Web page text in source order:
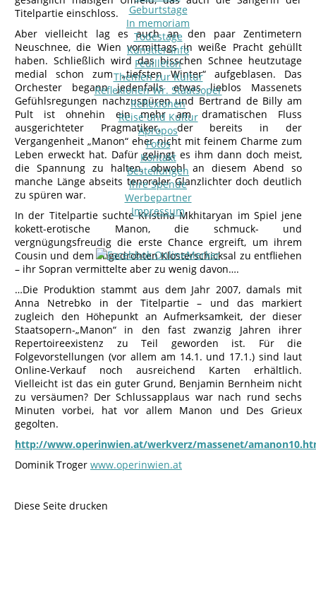
Geburtstage
In memoriam
Todestage
Künstler-Info
Feuilleton
Themen zur Kultur
Reflexionen Wr. Staatsoper
Reflexionen
Reise und Kultur
Apropos
Fotos
Kontakt
Bestellungen
Ihre Spende
Werbepartner
Impressum
Titelpartie einschloss.
Aber vielleicht lag es auch an den paar Zentimetern
Neuschnee, die Wien vormittags in weiße Pracht gehüllt
haben. Schließlich wird das bisschen Schnee heutzutage
medial schon zum „tiefsten Winter“ aufgeblasen. Das
Orchester begann jedenfalls etwas lieblos Massenets
Gefühlsregungen nachzuspüren und Bertrand de Billy am
Pult ist ohnehin ein mehr am dramatischen Fluss
ausgerichteter Pragmatiker, der bereits in der
Vergangenheit „Manon“ eher nicht mit feinem Charme zum
Leben erweckt hat. Dafür gelingt es ihm dann doch meist,
die Spannung zu halten, obwohl an diesem Abend so
manche Länge abseits tenoraler Glanzlichter doch deutlich
zu spüren war.
In der Titelpartie suchte Kristina Mkhitaryan im Spiel jene
kokett-erotische Manon, die schmuck- und
vergnügungsfreudig die erste Chance ergreift, um ihrem
Cousin und dem angedrohten Klosterschicksal zu entfliehen
– ihr Sopran vermittelte aber zu wenig davon….
…Die Produktion stammt aus dem Jahr 2007, damals mit
Anna Netrebko in der Titelpartie – und das markiert
zugleich den Höhepunkt an Aufmerksamkeit, der dieser
Staatsopern-„Manon“ in den fast zwanzig Jahren ihrer
Repertoireexistenz zu Teil geworden ist. Für die
Folgevorstellungen (vor allem am 14.1. und 17.1.) sind laut
Online-Verkauf noch ausreichend Karten erhältlich.
Vielleicht ist das ein guter Grund, Benjamin Bernheim nicht
zu versäumen? Der Schlussapplaus war nach rund sechs
Minuten vorbei, hat vor allem Manon und Des Grieux
gegolten.
http://www.operinwien.at/werkverz/massenet/
Dominik Troger www.operinwien.at
Diese Seite drucken